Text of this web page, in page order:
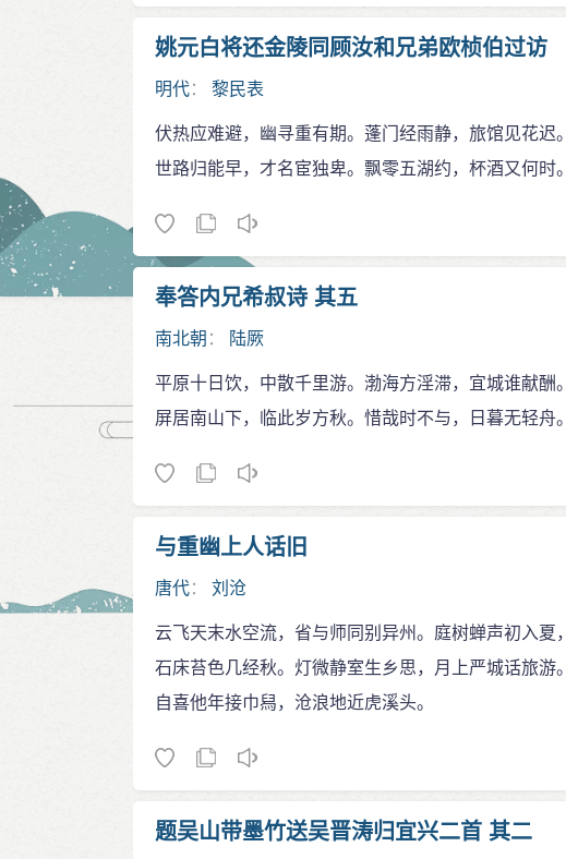
姚元白将还金陵同顾汝和兄弟欧桢伯过访
明代： 黎民表
伏热应难避，幽寻重有期。蓬门经雨静，旅馆见花迟。
世路归能早，才名宦独卑。飘零五湖约，杯酒又何时。
奉答内兄希叔诗 其五
南北朝 ： 陆厥
平原十日饮，中散千里游。渤海方淫滞，宜城谁献酬。
屏居南山下，临此岁方秋。惜哉时不与，日暮无轻舟。
与重幽上人话旧
唐代： 刘沧
云飞天末水空流，省与师同别异州。庭树蝉声初入夏，
石床苔色几经秋。灯微静室生乡思，月上严城话旅游。
自喜他年接巾舄，沧浪地近虎溪头。
题吴山带墨竹送吴晋涛归宜兴二首 其二